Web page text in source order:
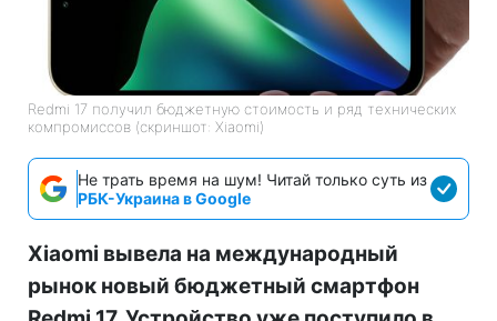
Redmi 17 получил бюджетную стоимость и ряд технических
компромиссов (скриншот: Xiaomi)
Не трать время на шум! Читай только суть из
РБК-Украина в Google
Xiaomi вывела на международный
рынок новый бюджетный смартфон